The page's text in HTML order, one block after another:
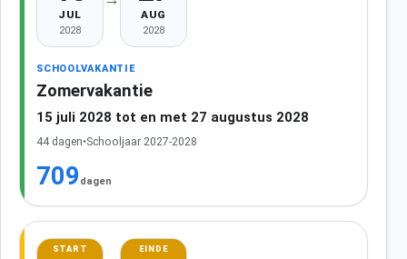
JUL
2028
AUG
2028
SCHOOLVAKANTIE
Zomervakantie
15 juli 2028 tot en met 27 augustus 2028
44 dagen•Schooljaar 2027-2028
709 dagen
START EINDE